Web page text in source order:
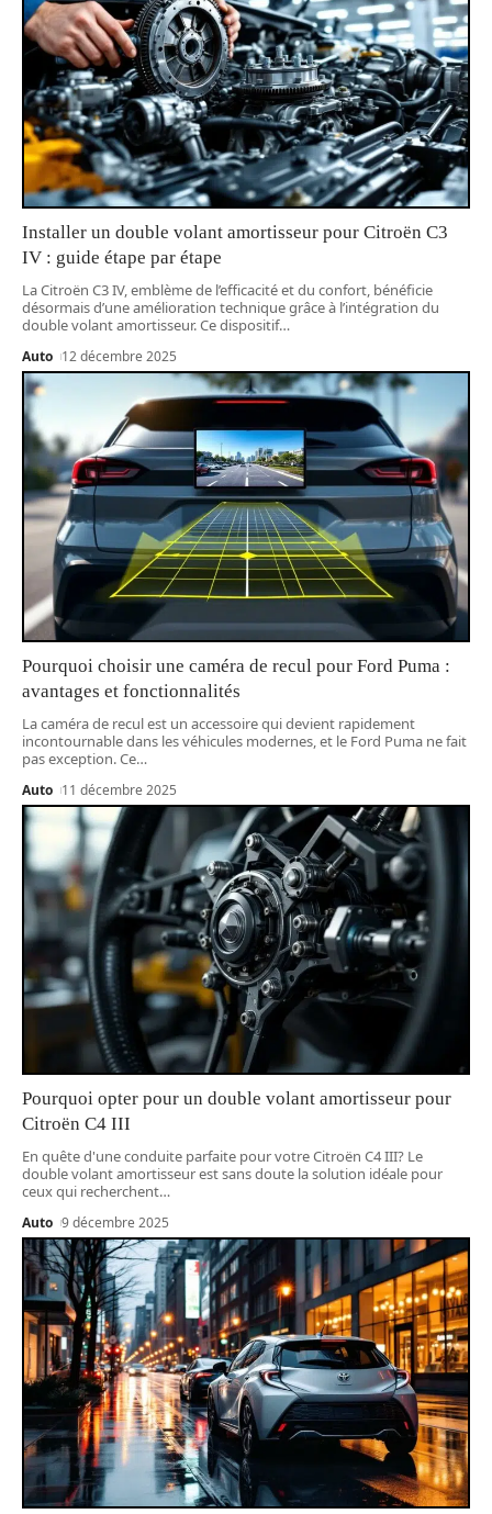
Installer un double volant amortisseur pour Citroën C3
IV : guide étape par étape
La Citroën C3 IV, emblème de l’efficacité et du confort, bénéficie
désormais d’une amélioration technique grâce à l’intégration du
double volant amortisseur. Ce dispositif…
Auto 12 décembre 2025
Pourquoi choisir une caméra de recul pour Ford Puma :
avantages et fonctionnalités
La caméra de recul est un accessoire qui devient rapidement
incontournable dans les véhicules modernes, et le Ford Puma ne fait
pas exception. Ce…
Auto 11 décembre 2025
Pourquoi opter pour un double volant amortisseur pour
Citroën C4 III
En quête d'une conduite parfaite pour votre Citroën C4 III? Le
double volant amortisseur est sans doute la solution idéale pour
ceux qui recherchent…
Auto 9 décembre 2025